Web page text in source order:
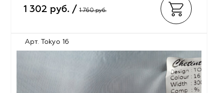
1 302 руб. / 1 760 руб.
Арт. Tokyo 16